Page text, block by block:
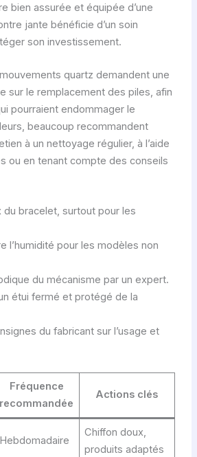
bien assurée et équipée d’une
jante bénéficie d’un soin
son investissement.
quartz demandent une
sur le remplacement des piles, afin
pourraient endommager le
beaucoup recommandent
à un nettoyage régulier, à l’aide
ou en tenant compte des conseils
du bracelet, surtout pour les
l’humidité pour les modèles non
du mécanisme par un expert.
étui fermé et protégé de la
du fabricant sur l’usage et
Fréquence
recommandée
Actions clés
Hebdomadaire
Chiffon doux,
produits adaptés